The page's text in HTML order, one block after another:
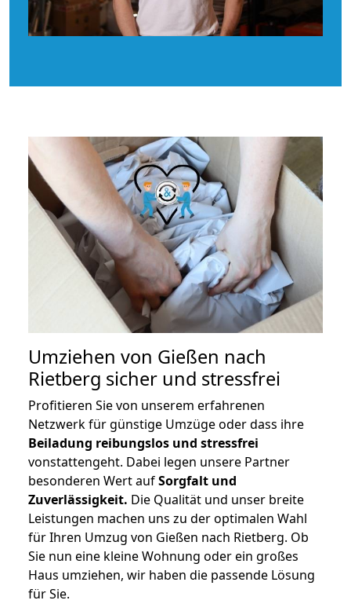
Umziehen von Gießen nach
Rietberg sicher und stressfrei
Profitieren Sie von unserem erfahrenen
Netzwerk für günstige Umzüge oder dass ihre
Beiladung reibungslos und stressfrei
vonstattengeht. Dabei legen unsere Partner
besonderen Wert aufSorgfalt und
Zuverlässigkeit. Die Qualität und unser breite
Leistungen machen uns zu der optimalen Wahl
für Ihren Umzug von Gießen nach Rietberg. Ob
Sie nun eine kleine Wohnung oder ein großes
Haus umziehen, wir haben die passende Lösung
für Sie.